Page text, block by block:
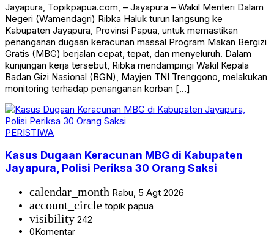
Jayapura, Topikpapua.com, – Jayapura – Wakil Menteri Dalam
Negeri (Wamendagri) Ribka Haluk turun langsung ke
Kabupaten Jayapura, Provinsi Papua, untuk memastikan
penanganan dugaan keracunan massal Program Makan Bergizi
Gratis (MBG) berjalan cepat, tepat, dan menyeluruh. Dalam
kunjungan kerja tersebut, Ribka mendampingi Wakil Kepala
Badan Gizi Nasional (BGN), Mayjen TNI Trenggono, melakukan
monitoring terhadap penanganan korban […]
PERISTIWA
Kasus Dugaan Keracunan MBG di Kabupaten
Jayapura, Polisi Periksa 30 Orang Saksi
calendar_month Rabu, 5 Agt 2026
account_circle topik papua
visibility 242
0Komentar